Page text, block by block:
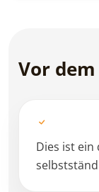
Vor
Dies ist